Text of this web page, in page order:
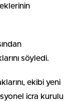
söyledi.
ekibi yeni
icra kurulu